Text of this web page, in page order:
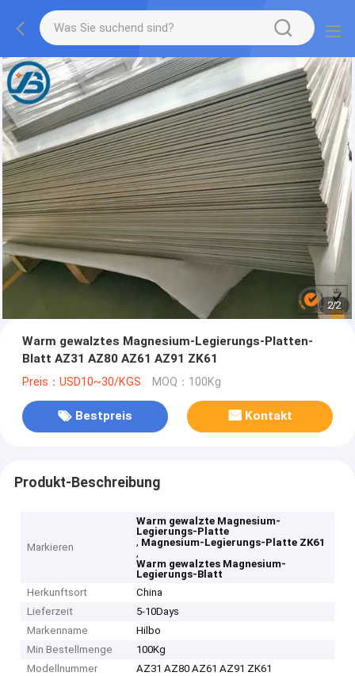
1/2
Warm gewalztes Magnesium-Legierungs-Platten-
Blatt AZ31 AZ80 AZ61 AZ91 ZK61
Preis：USD10~30/KGS MOQ：100Kg
Bestpreis Kontakt
Produkt-Beschreibung
Markieren
Warm gewalzte Magnesium-
Legierungs-Platte
, Magnesium-Legierungs-Platte ZK61
,
Warm gewalztes Magnesium-
Legierungs-Blatt
Herkunftsort
China
Lieferzeit
5-10Days
Markenname
Hilbo
Min Bestellmenge
100Kg
Modellnummer
AZ31 AZ80 AZ61 AZ91 ZK61